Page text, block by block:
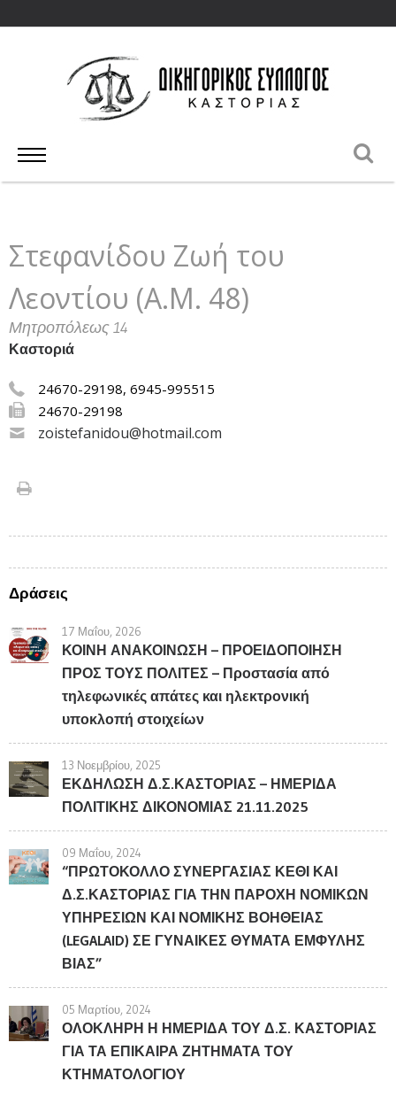
Στεφανίδου Ζωή του
Λεοντίου (Α.Μ. 48)
Μητροπόλεως 14
Καστοριά
24670-29198, 6945-995515
24670-29198
zoistefanidou@hotmail.com
Δράσεις
17 Μαΐου, 2026
ΚΟΙΝΗ ΑΝΑΚΟΙΝΩΣΗ – ΠΡΟΕΙΔΟΠΟΙΗΣΗ
ΠΡΟΣ ΤΟΥΣ ΠΟΛΙΤΕΣ – Προστασία από
τηλεφωνικές απάτες και ηλεκτρονική
υποκλοπή στοιχείων
13 Νοεμβρίου, 2025
ΕΚΔΗΛΩΣΗ Δ.Σ.ΚΑΣΤΟΡΙΑΣ – ΗΜΕΡΙΔΑ
ΠΟΛΙΤΙΚΗΣ ΔΙΚΟΝΟΜΙΑΣ 21.11.2025
09 Μαΐου, 2024
“ΠΡΩΤΟΚΟΛΛΟ ΣΥΝΕΡΓΑΣΙΑΣ ΚΕΘΙ ΚΑΙ
Δ.Σ.ΚΑΣΤΟΡΙΑΣ ΓΙΑ ΤΗΝ ΠΑΡΟΧΗ ΝΟΜΙΚΩΝ
ΥΠΗΡΕΣΙΩΝ ΚΑΙ ΝΟΜΙΚΗΣ ΒΟΗΘΕΙΑΣ
(LEGALAID) ΣΕ ΓΥΝΑΙΚΕΣ ΘΥΜΑΤΑ ΕΜΦΥΛΗΣ
ΒΙΑΣ”
05 Μαρτίου, 2024
ΟΛΟΚΛΗΡΗ Η ΗΜΕΡΙΔΑ ΤΟΥ Δ.Σ. ΚΑΣΤΟΡΙΑΣ
ΓΙΑ ΤΑ ΕΠΙΚΑΙΡΑ ΖΗΤΗΜΑΤΑ ΤΟΥ
ΚΤΗΜΑΤΟΛΟΓΙΟΥ